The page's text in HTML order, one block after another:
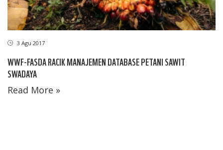
3 Agu 2017
WWF-FASDA RACIK MANAJEMEN DATABASE PETANI SAWIT
SWADAYA
Read More »